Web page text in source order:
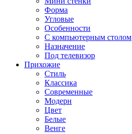
Форма
Угловые
Особенности
С компьютерным столом
Назначение
Под телевизор
Прихожие
Стиль
Классика
Современные
Модерн
Цвет
Белые
Венге